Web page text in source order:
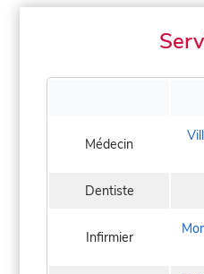
Médecin
Dentiste
Infirmier